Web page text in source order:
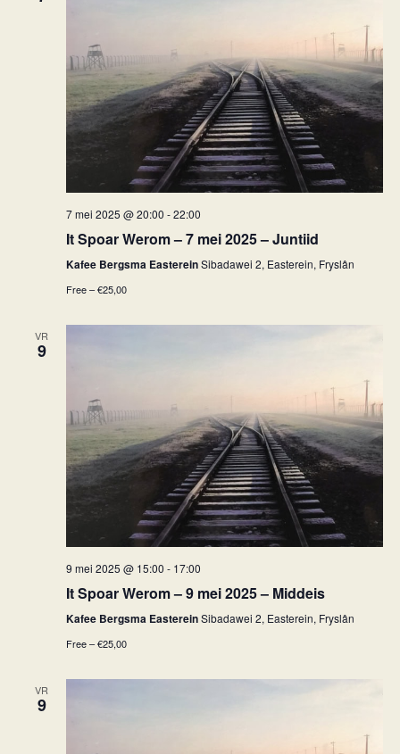
7 mei 2025 @ 20:00 -22:00
It Spoar Werom – 7 mei 2025 – Juntiid
Kafee Bergsma EastereinSibadawei 2, Easterein, Fryslân
Free – €25,00
VR
9
9 mei 2025 @ 15:00 - 17:00
It Spoar Werom – 9 mei 2025 – Middeis
Kafee Bergsma EastereinSibadawei 2, Easterein, Fryslân
Free – €25,00
VR
9